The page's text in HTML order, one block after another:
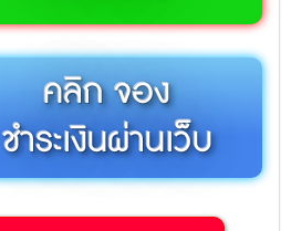
คลิก จอง
ชำระเงินผ่านเว็บ